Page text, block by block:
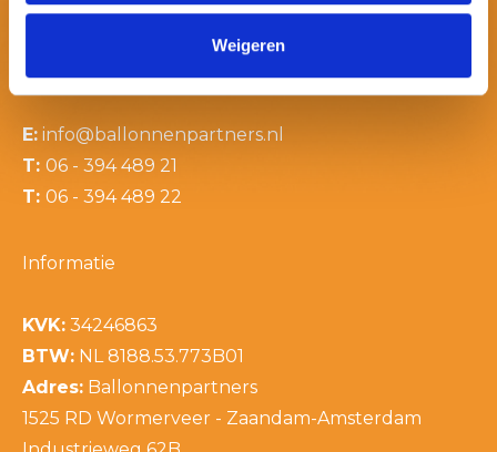
Weigeren
Contactinformatie
E: info@ballonnenpartners.nl
T: 06 - 394 489 21
T: 06 - 394 489 22
Informatie
KVK: 34246863
BTW: NL 8188.53.773B01
Adres: Ballonnenpartners
1525 RD Wormerveer - Zaandam-Amsterdam